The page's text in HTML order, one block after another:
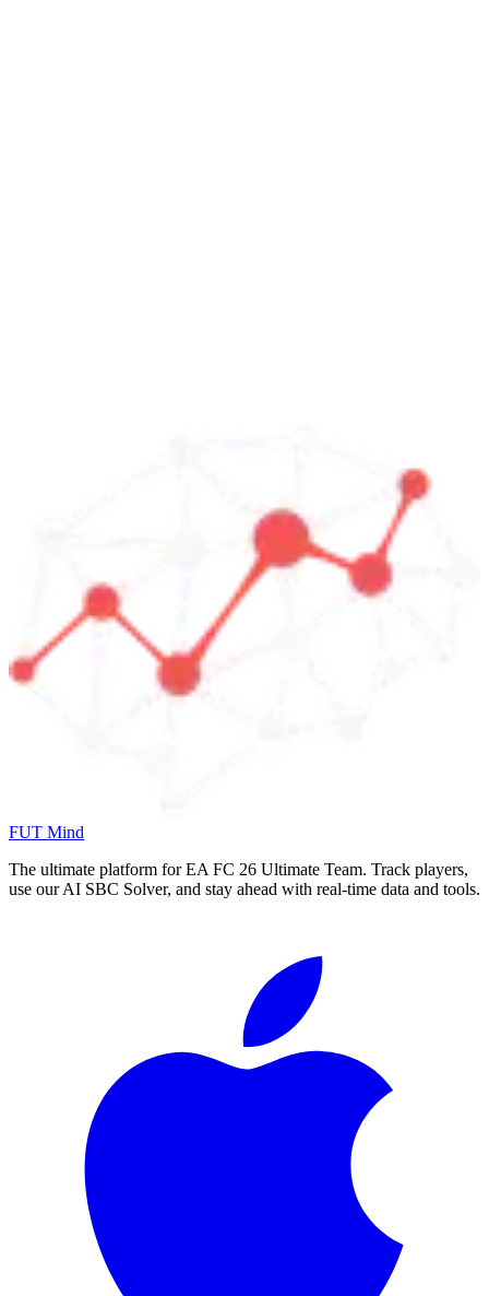
FUT Mind
The ultimate platform for EA FC 26 Ultimate Team. Track players,
use our AI SBC Solver, and stay ahead with real-time data and tools.